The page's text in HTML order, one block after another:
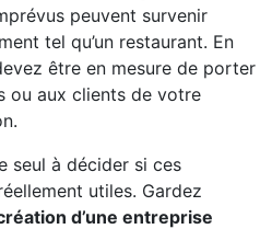
peuvent survenir
tel qu’un restaurant. En
être en mesure de porter
ou aux clients de votre
seul à décider si ces
utiles. Gardez
d’une entreprise